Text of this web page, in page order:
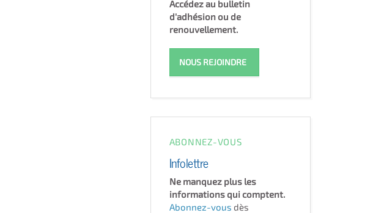
Accédez au bulletin
d'adhésion ou de
renouvellement.
NOUS REJOINDRE
ABONNEZ-VOUS
Infolettre
Ne manquez plus les
informations qui comptent.
Abonnez-vous dès